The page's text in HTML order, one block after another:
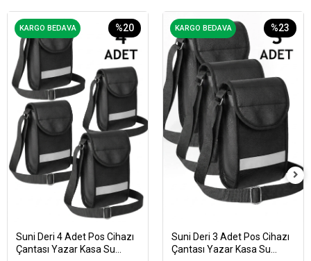
KARGO BEDAVA %20
Suni Deri 4 Adet Pos Cihazı
Çantası Yazar Kasa Su
KARGO BEDAVA %23
Suni Deri 3 Adet Pos Cihazı
Çantası Yazar Kasa Su